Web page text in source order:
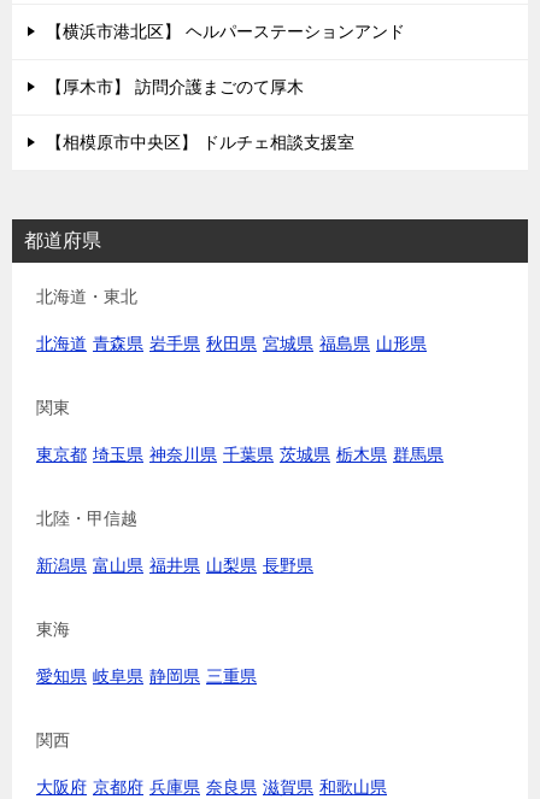
【横浜市港北区】 ヘルパーステーションアンド
【厚木市】 訪問介護まごのて厚木
【相模原市中央区】 ドルチェ相談支援室
都道府県
北海道・東北
北海道 青森県 岩手県 秋田県 宮城県 福島県 山形県
関東
東京都 埼玉県 神奈川県 千葉県 茨城県 栃木県 群馬県
北陸・甲信越
新潟県 富山県 福井県 山梨県 長野県
東海
愛知県 岐阜県 静岡県 三重県
関西
大阪府 京都府 兵庫県 奈良県 滋賀県 和歌山県